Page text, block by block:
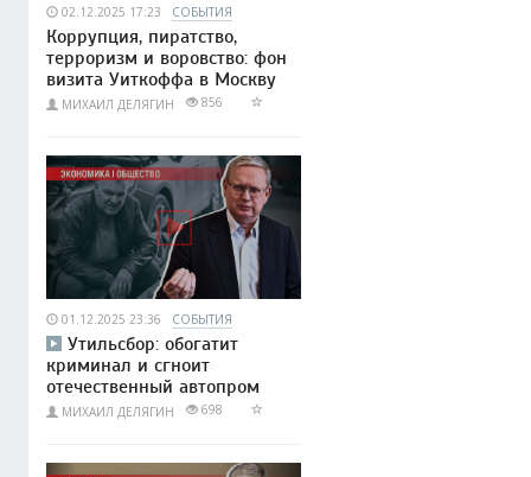
02.12.2025 17:23 СОБЫТИЯ
Коррупция, пиратство,
терроризм и воровство: фон
визита Уиткоффа в Москву
МИХАИЛ ДЕЛЯГИН 856
01.12.2025 23:36 СОБЫТИЯ
Утильсбор: обогатит
криминал и сгноит
отечественный автопром
МИХАИЛ ДЕЛЯГИН 698